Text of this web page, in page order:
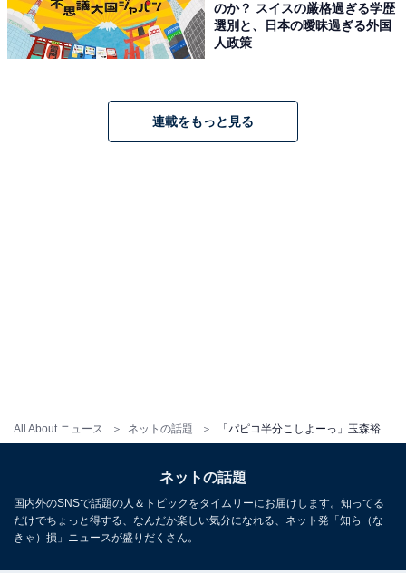
All About ニュース ネットの話題
のか？ スイスの厳格過ぎる学歴
選別と、日本の曖昧過ぎる外国
人政策
連載をもっと見る
ネットの話題
国内外のSNSで話題の人＆トピックをタイムリーにお届けします。知ってる
だけでちょっと得する、なんだか楽しい気分になれる、ネット発「知ら（な
きゃ）損」ニュースが盛りだくさん。